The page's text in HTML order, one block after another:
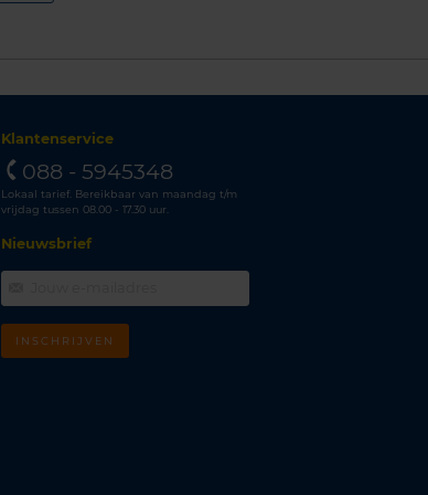
Klantenservice
088 - 5945348
Lokaal tarief. Bereikbaar van maandag t/m
vrijdag tussen 08.00 - 17.30 uur.
Nieuwsbrief
INSCHRIJVEN